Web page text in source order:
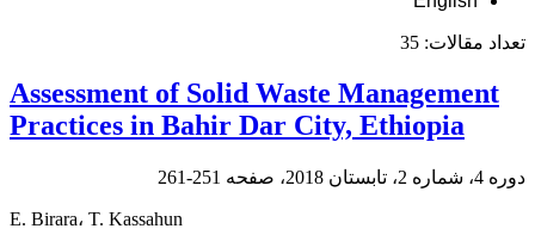
تعداد مقالات: 35
Assessment of Solid Waste Management
Practices in Bahir Dar City, Ethiopia
دوره 4، شماره 2، تابستان 2018، صفحه 251-261
E. Birara، T. Kassahun